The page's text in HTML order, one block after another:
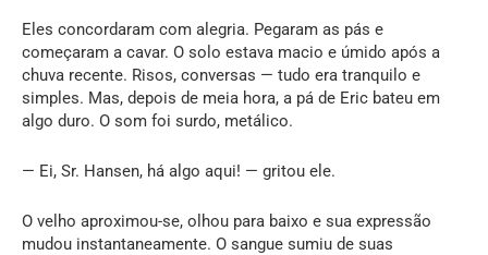
Eles concordaram com alegria. Pegaram as pás e
começaram a cavar. O solo estava macio e úmido após a
chuva recente. Risos, conversas — tudo era tranquilo e
simples. Mas, depois de meia hora, a pá de Eric bateu em
algo duro. O som foi surdo, metálico.
— Ei, Sr. Hansen, há algo aqui! — gritou ele.
O velho aproximou-se, olhou para baixo e sua expressão
mudou instantaneamente. O sangue sumiu de suas